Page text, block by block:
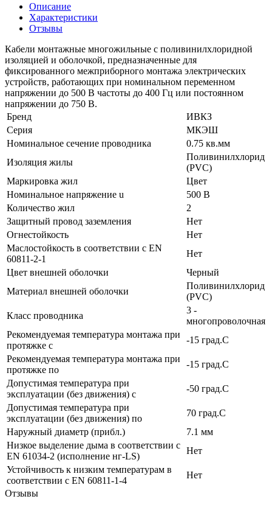
Описание
Характеристики
Отзывы
Кабели монтажные многожильные с поливинилхлоридной
изоляцией и оболочкой, предназначенные для
фиксированного межприборного монтажа электрических
устройств, работающих при номинальном переменном
напряжении до 500 В частоты до 400 Гц или постоянном
напряжении до 750 В.
Бренд
ИВКЗ
Серия
МКЭШ
Номинальное сечение проводника
0.75 кв.мм
Изоляция жилы
Поливинилхлорид
(PVC)
Маркировка жил
Цвет
Номинальное напряжение u
500 В
Количество жил
2
Защитный провод заземления
Нет
Огнестойкость
Нет
Маслостойкость в соответствии с EN
60811-2-1
Нет
Цвет внешней оболочки
Черный
Материал внешней оболочки
Поливинилхлорид
(PVC)
Класс проводника
3 -
многопроволочная
Рекомендуемая температура монтажа при
протяжке с
-15 град.C
Рекомендуемая температура монтажа при
протяжке по
-15 град.C
Допустимая температура при
эксплуатации (без движения) с
-50 град.C
Допустимая температура при
эксплуатации (без движения) по
70 град.C
Наружный диаметр (прибл.)
7.1 мм
Низкое выделение дыма в соответствии с
EN 61034-2 (исполнение нг-LS)
Нет
Устойчивость к низким температурам в
соответствии с EN 60811-1-4
Нет
Отзывы